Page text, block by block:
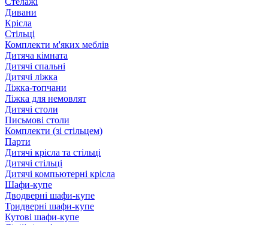
Дивани
Крісла
Стільці
Комплекти м'яких меблів
Дитяча кімната
Дитячі спальні
Дитячі ліжка
Ліжка-топчани
Ліжка для немовлят
Дитячі столи
Письмові столи
Комплекти (зі стільцем)
Парти
Дитячі крісла та стільці
Дитячі стільці
Дитячі компьютерні крісла
Шафи-купе
Дводверні шафи-купе
Тридверні шафи-купе
Кутові шафи-купе